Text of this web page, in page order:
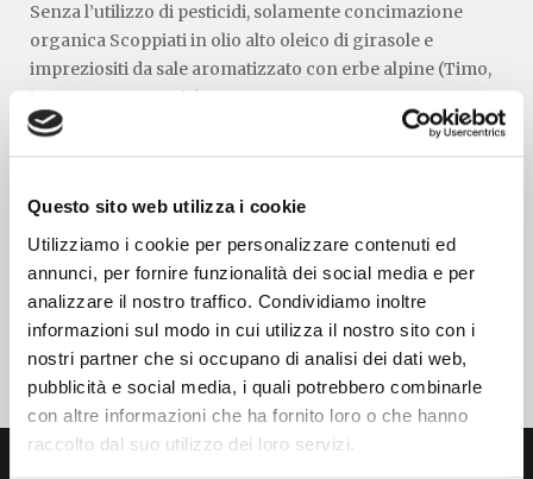
Questo sito web utilizza i cookie
Utilizziamo i cookie per personalizzare contenuti ed
annunci, per fornire funzionalità dei social media e per
analizzare il nostro traffico. Condividiamo inoltre
informazioni sul modo in cui utilizza il nostro sito con i
nostri partner che si occupano di analisi dei dati web,
pubblicità e social media, i quali potrebbero combinarle
con altre informazioni che ha fornito loro o che hanno
raccolto dal suo utilizzo dei loro servizi.
Senza l’utilizzo di pesticidi, solamente concimazione
organica Scoppiati in olio alto oleico di girasole e
impreziositi da sale aromatizzato con erbe alpine (Timo,
isoppo, santoreggia)
Zona geografica
Comune di Morgex e di La Salle (Aosta)
Altitudine
900/1600 metri sul livello del mare